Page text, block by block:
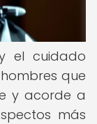
el cuidado
que
y acorde a
más